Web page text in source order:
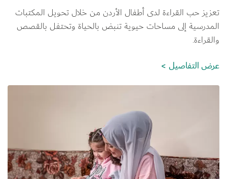
تعزيز حب القراءة لدى أطفال الأردن من خلال تحويل المكتبات
المدرسية إلى مساحات حيوية تنبض بالحياة وتحتفل بالقصص
والقراءة.
عرض التفاصيل